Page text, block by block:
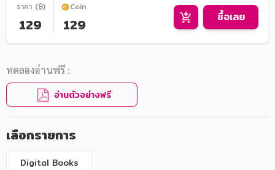
ราคา (฿)
129
Coin
129 ซื้อเลย
ทดลองอ่านฟรี :
อ่านตัวอย่างฟรี
เลือกรายการ
Digital Books